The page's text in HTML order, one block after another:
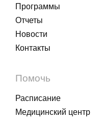
Программы
Отчеты
Новости
Контакты
Помочь
Расписание
Медицинский центр